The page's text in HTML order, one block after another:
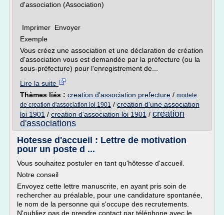
d'association (Association)
Imprimer Envoyer
Exemple
Vous créez une association et une déclaration de création
d'association vous est demandée par la préfecture (ou la
sous-préfecture) pour l'enregistrement de...
Lire la suite
Thèmes liés : creation d'association prefecture / modele
de creation d'association loi 1901 / creation d'une association
loi 1901 / creation d'association loi 1901 / creation
d'associations
Hotesse d'accueil : Lettre de motivation
pour un poste d ...
Vous souhaitez postuler en tant qu'hôtesse d'accueil.
Notre conseil
Envoyez cette lettre manuscrite, en ayant pris soin de
rechercher au préalable, pour une candidature spontanée,
le nom de la personne qui s'occupe des recrutements.
N'oubliez pas de prendre contact par téléphone avec le